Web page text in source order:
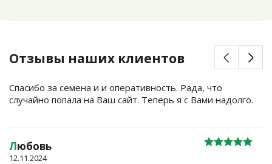
Отзывы наших клиентов
Спасибо за семена и и оперативность. Рада, что
случайно попала на Ваш сайт. Теперь я с Вами надолго.
Любовь
12.11.2024